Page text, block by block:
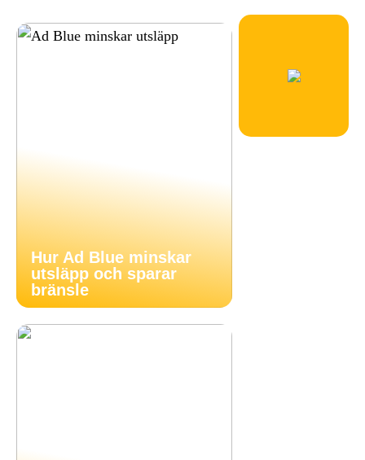
Hur Ad Blue minskar
utsläpp och sparar
bränsle